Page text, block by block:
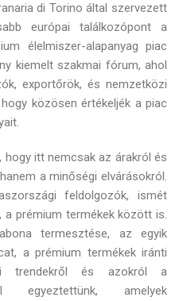
di Torino által szervezett
európai találkozópont a
élelmiszer-alapanyag piac
kiemelt szakmai fórum, ahol
exportőrök, és nemzetközi
közösen értékeljék a piac
hogy itt nemcsak az árakról és
a minőségi elvárásokról.
feldolgozók, ismét
a prémium termékek között is.
termesztése, az egyik
a prémium termékek iránti
trendekről és azokról a
egyeztettünk, amelyek